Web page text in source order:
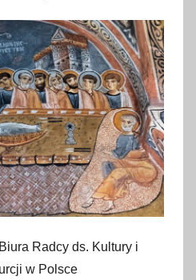
Radcy ds. Kultury i
w Polsce